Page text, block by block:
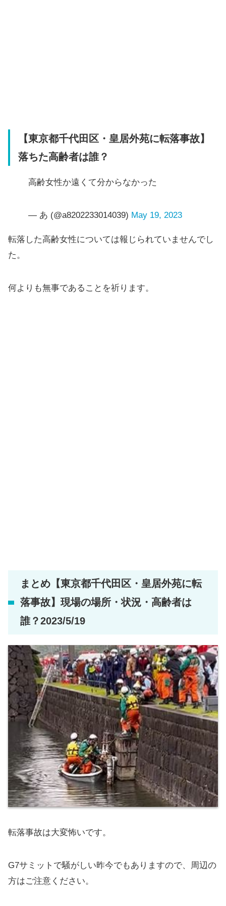
【東京都千代田区・皇居外苑に転落事故】
落ちた高齢者は誰？
高齢女性か遠くて分からなかった
— あ (@a8202233014039) May 19, 2023
転落した高齢女性については報じられていませんでし
た。
何よりも無事であることを祈ります。
まとめ【東京都千代田区・皇居外苑に転
落事故】現場の場所・状況・高齢者は
誰？2023/5/19
転落事故は大変怖いです。
G7サミットで騒がしい昨今でもありますので、周辺の
方はご注意ください。